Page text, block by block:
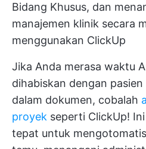
Bidang Khusus, dan
manajemen klinik secara
menggunakan ClickUp
Jika Anda merasa waktu
dihabiskan dengan
dalam dokumen, cobalah
proyek seperti ClickUp!
tepat untuk